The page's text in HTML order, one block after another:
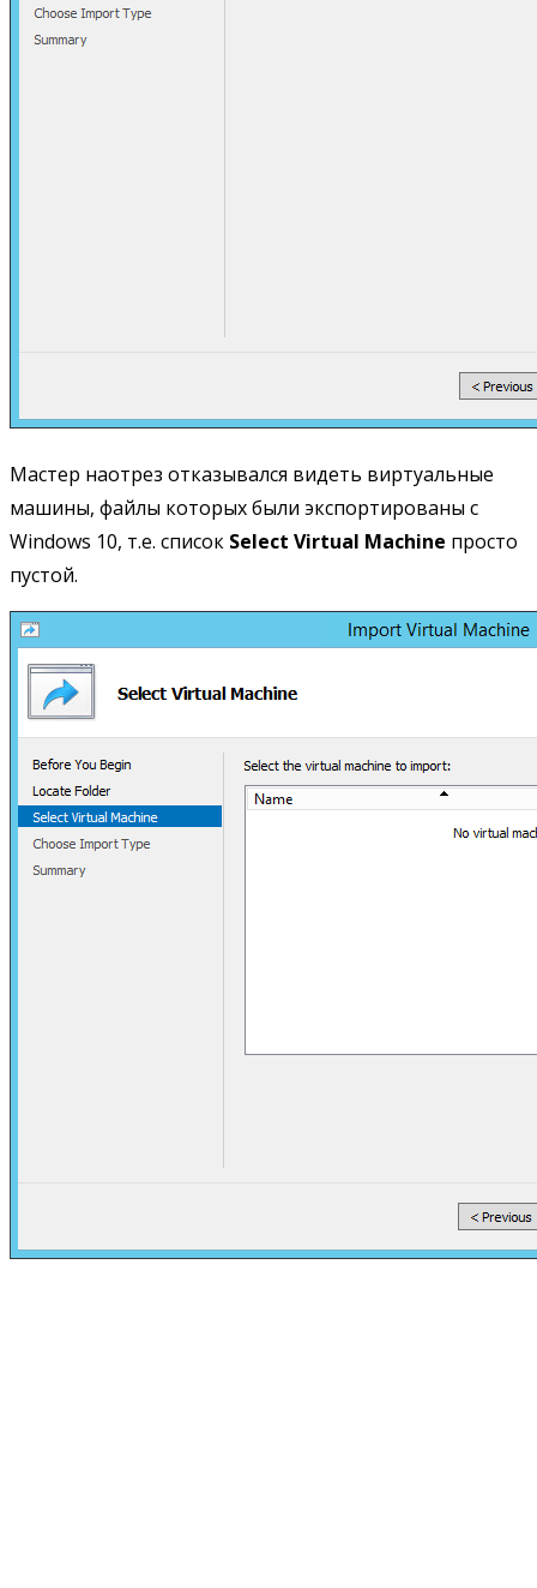
Мастер наотрез отказывался видеть виртуальные
машины, файлы которых были экспортированы с
Windows 10, т.е. список Select Virtual Machine просто
пустой.